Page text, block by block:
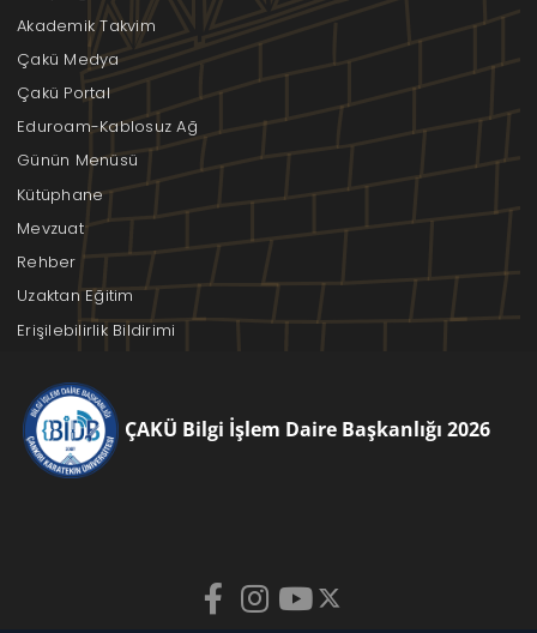
Akademik Takvim
Çakü Medya
Çakü Portal
Eduroam-Kablosuz Ağ
Günün Menüsü
Kütüphane
Mevzuat
Rehber
Uzaktan Eğitim
Erişilebilirlik Bildirimi
ÇAKÜ Bilgi İşlem Daire Başkanlığı 2026